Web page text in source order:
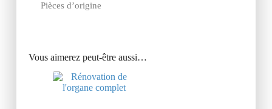
Pièces d’origine
Vous aimerez peut-être aussi…